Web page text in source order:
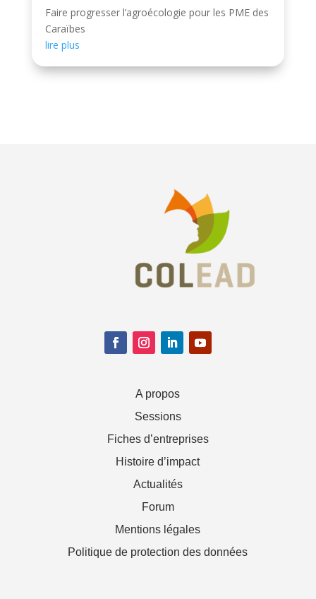
Faire progresser l’agroécologie pour les PME des
Caraïbes
lire plus
A propos
Sessions
Fiches d’entreprises
Histoire d’impact
Actualités
Forum
Mentions légales
Politique de protection des données